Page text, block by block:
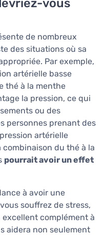
de nombreux
des situations où sa
Par exemple,
artérielle basse
thé à la menthe
la pression, ce qui
ou des
personnes prenant des
artérielle
du thé à la
pourrait avoir un effet
à avoir une
souffrez de stress,
complément à
aidera non seulement